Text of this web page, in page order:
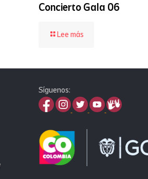
Concierto Gala 06
Lee más-
Síguenos: